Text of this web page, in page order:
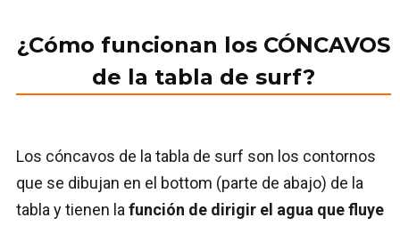
¿Cómo funcionan los CÓNCAVOS
de la tabla de surf?
Los cóncavos de la tabla de surf son los contornos
que se dibujan en el bottom (parte de abajo) de la
tabla y tienen la función de dirigir el agua que fluye